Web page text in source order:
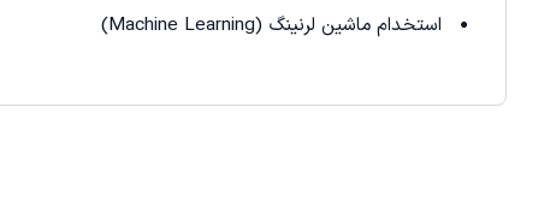
استخدام ماشین لرنینگ (Machine Learning)